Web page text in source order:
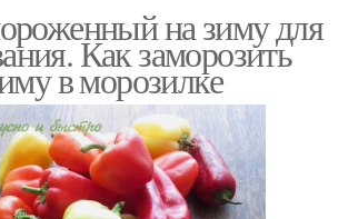
на зиму для
Как заморозить
в морозилке